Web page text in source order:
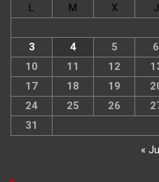
L M X J
3
4 5 6
10
11 12
17
18 19
24
25 26
31
«